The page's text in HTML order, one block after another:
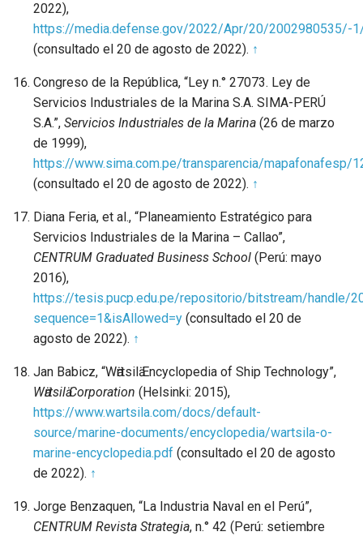
2022),
https://media.defense.gov/2022/Apr/20/2002980535/-
(consultado el 20 de agosto de 2022). ↑
Congreso de la República, “Ley n.° 27073. Ley de
Servicios Industriales de la Marina S.A. SIMA-PERÚ
S.A.”, Servicios Industriales de la Marina (26 de marzo
de 1999),
https://www.sima.com.pe/transparencia/mapafonafesp/
(consultado el 20 de agosto de 2022). ↑
Diana Feria, et al., “Planeamiento Estratégico para
Servicios Industriales de la Marina – Callao”,
CENTRUM Graduated Business School (Perú: mayo
2016),
https://tesis.pucp.edu.pe/repositorio/bitstream/handle/
sequence=1&isAllowed=y (consultado el 20 de
agosto de 2022). ↑
Jan Babicz, “Wӓrtsilӓ Encyclopedia of Ship Technology”,
Wӓrtsilӓ Corporation (Helsinki: 2015),
https://www.wartsila.com/docs/default-
source/marine-documents/encyclopedia/wartsila-o-
marine-encyclopedia.pdf (consultado el 20 de agosto
de 2022). ↑
Jorge Benzaquen, “La Industria Naval en el Perú”,
CENTRUM Revista Strategia, n.° 42 (Perú: setiembre